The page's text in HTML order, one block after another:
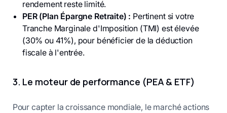
rendement reste limité.
PER (Plan Épargne Retraite) : Pertinent si votre
Tranche Marginale d'Imposition (TMI) est élevée
(30% ou 41%), pour bénéficier de la déduction
fiscale à l'entrée.
3. Le moteur de performance (PEA & ETF)
Pour capter la croissance mondiale, le marché actions